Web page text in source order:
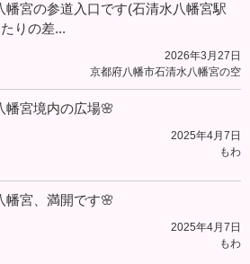
幡宮の参道入口です(石清水八幡宮駅
りの差...
2026年3月27日
京都府八幡市石清水八幡宮の空
幡宮境内の広場🌸
2025年4月7日
もわ
幡宮、満開です🌸
2025年4月7日
もわ